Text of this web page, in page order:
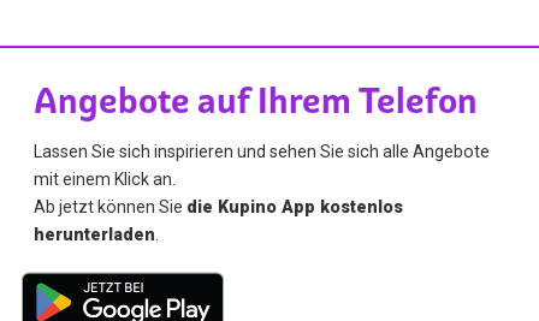
Angebote auf Ihrem Telefon
Lassen Sie sich inspirieren und sehen Sie sich alle Angebote
mit einem Klick an.
Ab jetzt können Sie die Kupino App kostenlos
herunterladen